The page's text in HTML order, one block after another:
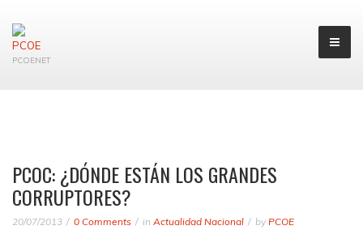
PCOENET
PCOC: ¿DÓNDE ESTÁN LOS GRANDES
CORRUPTORES?
20/07/2013 0 Comments in Actualidad Nacional by PCOE